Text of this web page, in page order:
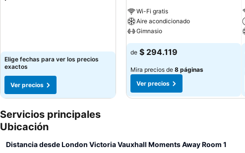
Elige fechas para ver los precios
exactos
Ver precios
Wi-Fi gratis
Aire acondicionado
Gimnasio
de $ 294.119
Mira precios de 8 páginas
Ver precios
Servicios principales
Ubicación
Distancia desde London Victoria Vauxhall Moments Away Room 1